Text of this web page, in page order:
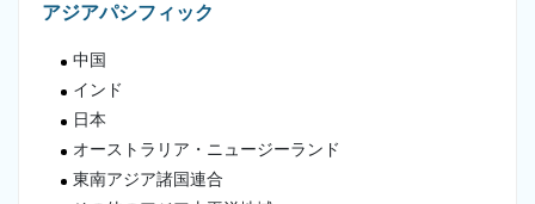
アジアパシフィック
中国
インド
日本
オーストラリア・ニュージーランド
東南アジア諸国連合